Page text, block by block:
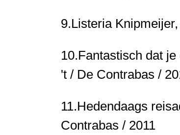
9.Listeria
10.Fantastisch dat
't / De Contrabas /
11.Hedendaags
Contrabas / 2011